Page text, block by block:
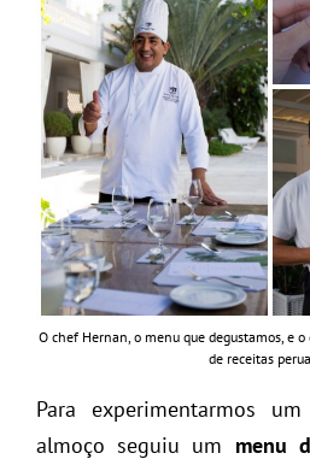
O chef Hernan, o menu que degustamos, e
de receitas
Para experimentarmos
almoço seguiu um menu